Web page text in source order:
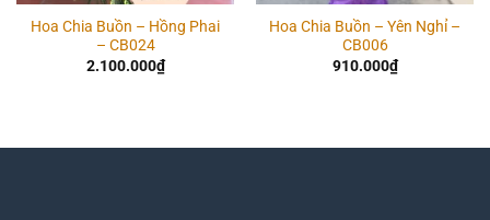
Hoa Chia Buồn – Hồng Phai
– CB024
2.100.000₫
Hoa Chia Buồn – Yên Nghỉ –
CB006
910.000₫